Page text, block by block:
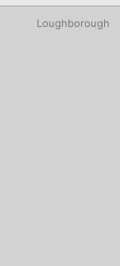
Loughborough